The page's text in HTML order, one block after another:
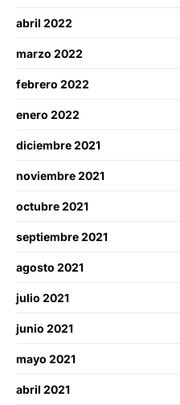
abril 2022
marzo 2022
febrero 2022
enero 2022
diciembre 2021
noviembre 2021
octubre 2021
septiembre 2021
agosto 2021
julio 2021
junio 2021
mayo 2021
abril 2021